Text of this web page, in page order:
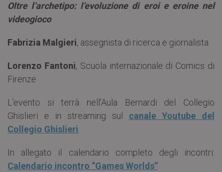
Oltre l’archetipo: l’evoluzione di eroi e eroine nel
videogioco
Fabrizia Malgieri, assegnista di ricerca e giornalista
Lorenzo Fantoni, Scuola internazionale di Comics di
Firenze
L’evento si terrà nell’Aula Bernardi del Collegio
Ghislieri e in streaming sul canale Youtube del
Collegio Ghislieri
In allegato il calendario completo degli incontri:
Calendario incontro “Games Worlds”